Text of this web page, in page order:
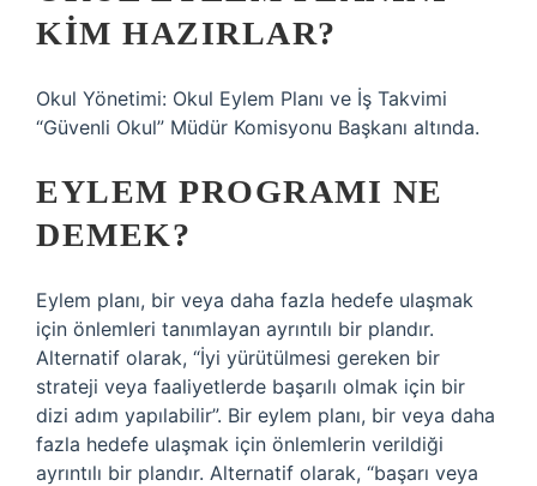
KIM HAZIRLAR?
Okul Yönetimi: Okul Eylem Planı ve İş Takvimi
“Güvenli Okul” Müdür Komisyonu Başkanı altında.
EYLEM PROGRAMI NE
DEMEK?
Eylem planı, bir veya daha fazla hedefe ulaşmak
için önlemleri tanımlayan ayrıntılı bir plandır.
Alternatif olarak, “İyi yürütülmesi gereken bir
strateji veya faaliyetlerde başarılı olmak için bir
dizi adım yapılabilir”. Bir eylem planı, bir veya daha
fazla hedefe ulaşmak için önlemlerin verildiği
ayrıntılı bir plandır. Alternatif olarak, “başarı veya